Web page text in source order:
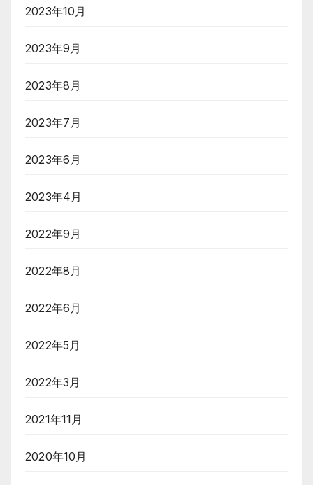
2023年10月
2023年9月
2023年8月
2023年7月
2023年6月
2023年4月
2022年9月
2022年8月
2022年6月
2022年5月
2022年3月
2021年11月
2020年10月